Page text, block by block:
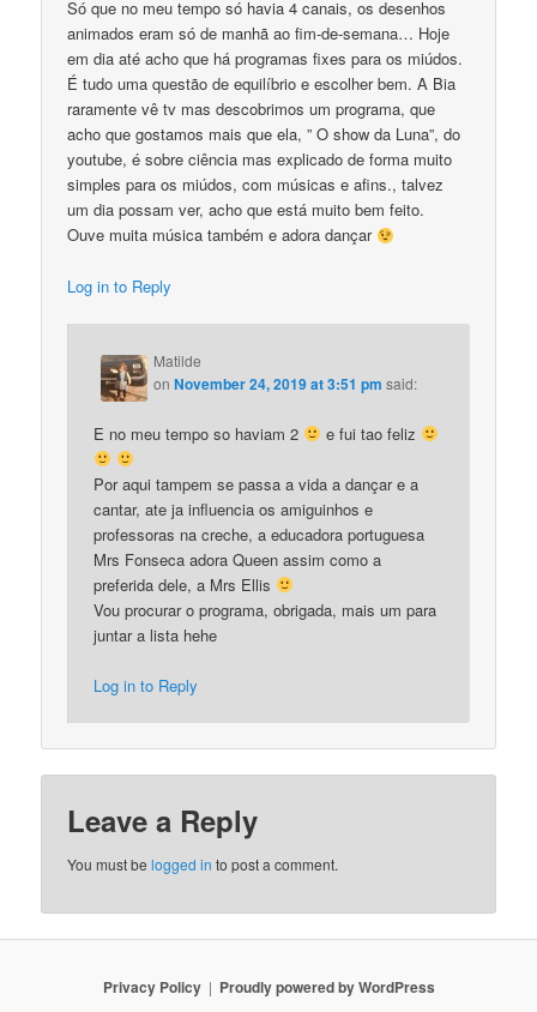
Só que no meu tempo só havia 4 canais, os desenhos
animados eram só de manhã ao fim-de-semana… Hoje
em dia até acho que há programas fixes para os miúdos.
É tudo uma questão de equilíbrio e escolher bem. A Bia
raramente vê tv mas descobrimos um programa, que
acho que gostamos mais que ela, ” O show da Luna”, do
youtube, é sobre ciência mas explicado de forma muito
simples para os miúdos, com músicas e afins., talvez
um dia possam ver, acho que está muito bem feito.
Ouve muita música também e adora dançar
Log in to Reply
Matilde
onNovember 24, 2019 at 3:51 pm said:
E no meu tempo so haviam 2 e fui tao feliz
Por aqui tampem se passa a vida a dançar e a
cantar, ate ja influencia os amiguinhos e
professoras na creche, a educadora portuguesa
Mrs Fonseca adora Queen assim como a
preferida dele, a Mrs Ellis
Vou procurar o programa, obrigada, mais um para
juntar a lista hehe
Log in to Reply
Leave a Reply
You must belogged in to post a comment.
Privacy Policy Proudly powered by WordPress